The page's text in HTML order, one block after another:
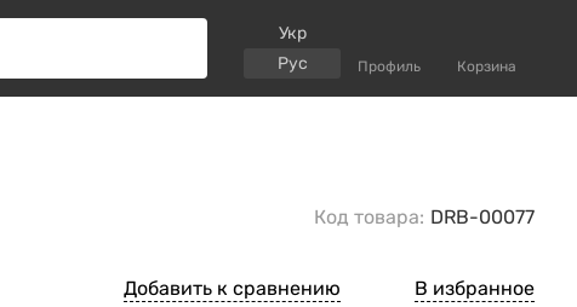
Укр
Рус
Профиль Корзина
Код товара: DRB-00077
Добавить к сравнению В избранное